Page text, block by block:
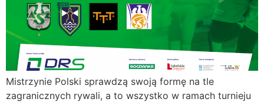
Mistrzynie Polski sprawdzą swoją formę na tle
zagranicznych rywali, a to wszystko w ramach turnieju